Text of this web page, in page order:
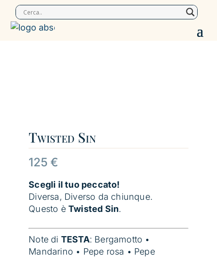
Twisted Sin
125€
Scegli il tuo peccato!
Diversa, Diverso da chiunque.
Questo è Twisted Sin.
Note di TESTA: Bergamotto •
Mandarino • Pepe rosa • Pepe